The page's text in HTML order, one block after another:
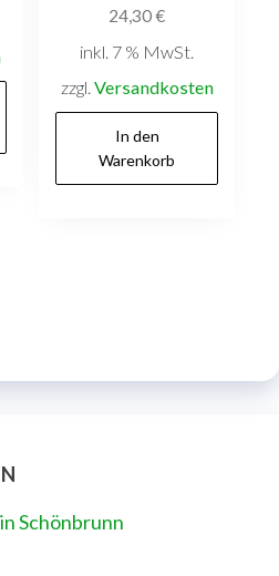
24,30€
inkl. 7 % MwSt.
zzgl. Versandkosten
In den
Warenkorb
Schönbrunn